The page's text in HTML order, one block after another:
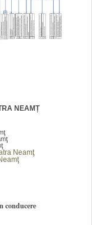
NEAMȚ
Neamţ
conducere